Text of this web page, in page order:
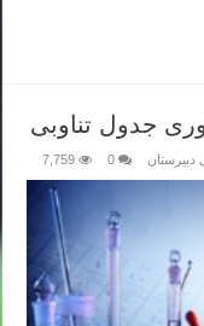
جدول تناوبی
0
7,759